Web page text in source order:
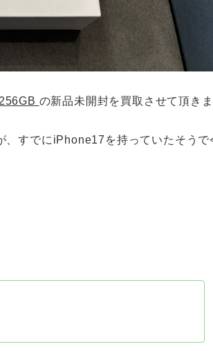
の新品未開封を買取させて頂き
すでにiPhone17を持っていたそうで